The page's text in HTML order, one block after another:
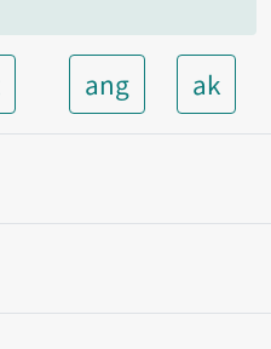
ang ak